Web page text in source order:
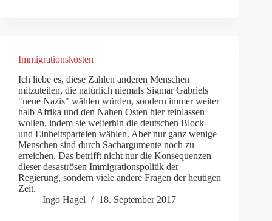
Immigrationskosten
Ich liebe es, diese Zahlen anderen Menschen
mitzuteilen, die natürlich niemals Sigmar Gabriels
"neue Nazis" wählen würden, sondern immer weiter
halb Afrika und den Nahen Osten hier reinlassen
wollen, indem sie weiterhin die deutschen Block-
und Einheitsparteien wählen. Aber nur ganz wenige
Menschen sind durch Sachargumente noch zu
erreichen. Das betrifft nicht nur die Konsequenzen
dieser desaströsen Immigrationspolitik der
Regierung, sondern viele andere Fragen der heutigen
Zeit.
Ingo Hagel
18. September 2017